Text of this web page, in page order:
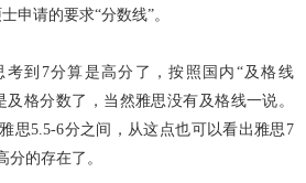
申请的要求“分数线”。
到7分算是高分了，按照国内“及格线
及格分数了，当然雅思没有及格线一说。
思5.5-6分之间， 从这点也可以看出雅思7
分的存在了。